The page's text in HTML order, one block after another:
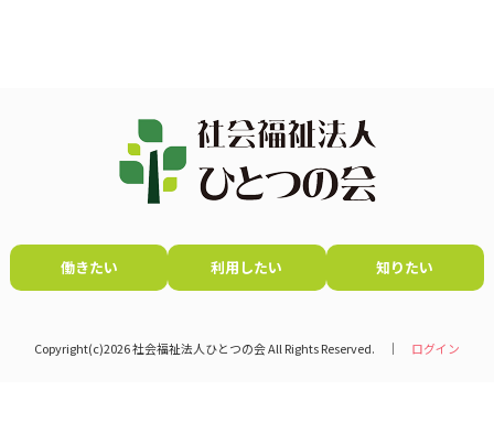
働きたい 利用したい 知りたい
Copyright(c)2026 社会福祉法人ひとつの会 All Rights Reserved. │ ログイン